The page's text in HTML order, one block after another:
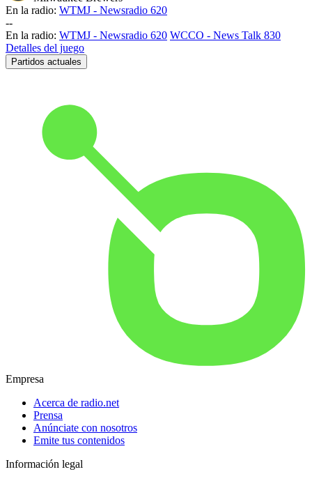
En la radio: WTMJ - Newsradio 620
--
En la radio: WTMJ - Newsradio 620 WCCO - News Talk 830
Detalles del juego
Partidos actuales
Empresa
Acerca de radio.net
Prensa
Anúnciate con nosotros
Emite tus contenidos
Información legal